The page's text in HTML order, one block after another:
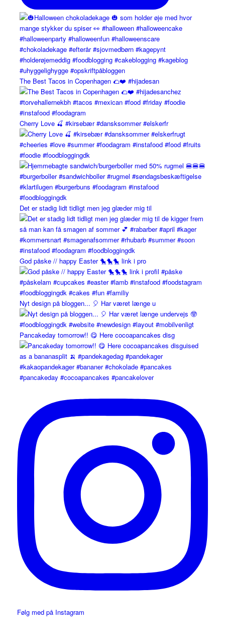
The Best Tacos in Copenhagen 🌮❤️ #hijadesan
Cherry Love 🍒 #kirsebær #dansksommer #elskerfr
Det er stadig lidt tidligt men jeg glæder mig til
God påske // happy Easter 🐤🐤🐤 link i pro
Nyt design på bloggen... 🎈 Har været længe u
Pancakeday tomorrow!! 😋 Here cocoapancakes disg
Følg med på Instagram